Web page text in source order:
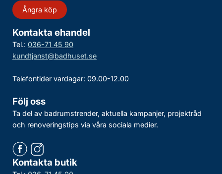
Ångra köp
Kontakta ehandel
Tel.: 036-71 45 90
kundtjanst@badhuset.se
Telefontider vardagar: 09.00-12.00
Följ oss
Ta del av badrumstrender, aktuella kampanjer, projektråd
och renoveringstips via våra sociala medier.
Kontakta butik